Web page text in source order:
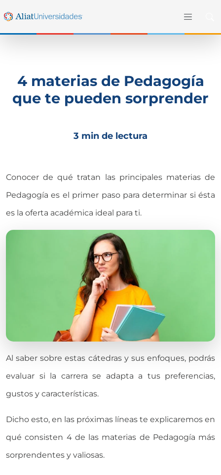
4 materias de Pedagogía
que te pueden sorprender
3 min de lectura
Conocer de qué tratan las principales materias de
Pedagogía es el primer paso para determinar si ésta
es la oferta académica ideal para ti.
Al saber sobre estas cátedras y sus enfoques, podrás
evaluar si la carrera se adapta a tus preferencias,
gustos y características.
Dicho esto, en las próximas líneas te explicaremos en
qué consisten 4 de las materias de Pedagogía más
sorprendentes y valiosas.